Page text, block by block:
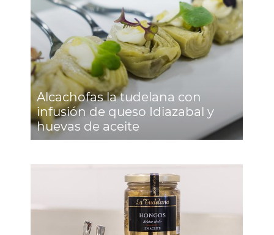
Alcachofas la tudelana con
infusión de queso Idiazabal y
huevas de aceite